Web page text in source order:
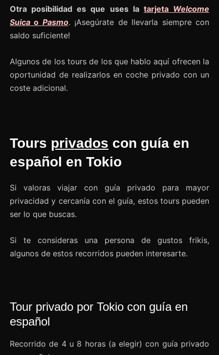
Otra posibilidad es que uses la tarjeta Welcome
Suica o Pasmo. ¡Asegúrate de llevarla siempre con
saldo suficiente!
Algunos de los tours de los que hablo aquí ofrecen la
oportunidad de realizarlos en coche privado con un
coste adicional.
Tours privados con guía en
español en Tokio
Si valoras viajar con guía privado para mayor
privacidad y cercanía con el guía, estos tours pueden
ser lo que buscas.
Si te consideras una persona de gustos frikis,
algunos de estos recorridos pueden interesarte.
Tour privado por Tokio con guía en
español
Recorrido de 4 u 8 horas (a elegir) con guía privado